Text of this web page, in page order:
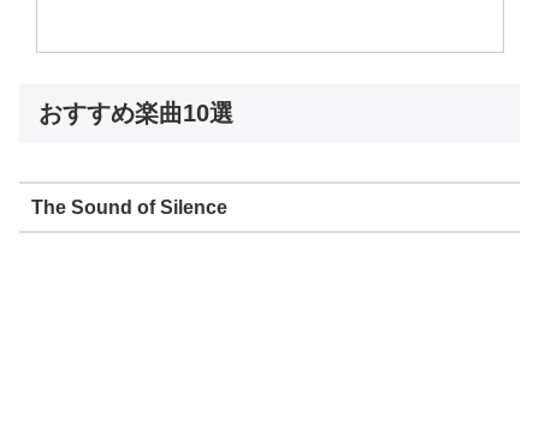
おすすめ楽曲10選
The Sound of Silence